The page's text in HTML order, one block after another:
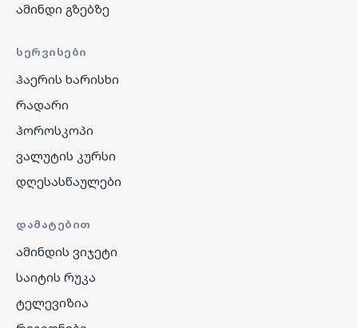
ამინდი გზებზე
ᲡᲔᲠᲕᲘᲡᲔᲑᲘ
ჰაერის ხარისხი
რადარი
ჰოროსკოპი
ვალუტის კურსი
დღესასწაულები
ᲓᲐᲛᲐᲢᲔᲑᲘᲗ
ამინდის ვიჯეტი
საიტის რუკა
ტელევიზია